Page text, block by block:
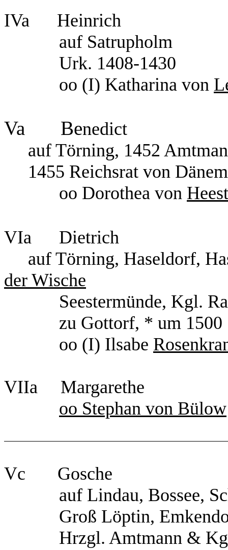
IVa Heinrich
auf Satrupholm
Urk. 1408-1430
oo (I) Katharina von
Va Benedict
auf Törning, 1452
1455 Reichsrat von
oo Dorothea von
VIa Dietrich
auf Törning,
der Wische
Seestermünde, Kgl.
zu Gottorf, * um 1500
oo (I) Ilsabe
VIIa Margarethe
oo Stephan von Bülow
Vc Gosche
auf Lindau, Bossee,
Groß Löptin,
Hrzgl. Amtmann & Kgl.